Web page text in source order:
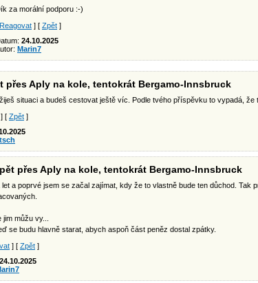
za morální podporu :-)
Reagovat ] [ Zpět ]
24.10.2025
Marin7
přes Aply na kole, tentokrát Bergamo-Innsbruck
situaci a budeš cestovat ještě víc. Podle tvého příspěvku to vypadá, že
] [ Zpět ]
přes Aply na kole, tentokrát Bergamo-Innsbruck
let a poprvé jsem se začal zajímat, kdy že to vlastně bude ten důchod. Tak
můžu vy...
se budu hlavně starat, abych aspoň část peněz dostal zpátky.
] [ Zpět ]
24.10.2025